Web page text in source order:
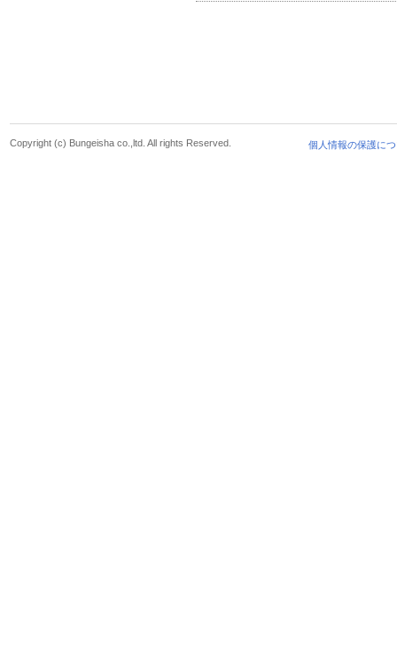
個人情報の保護に
Copyright (c) Bungeisha co.,ltd. All rights Reserved.